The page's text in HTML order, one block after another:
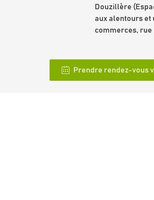
Douzillère
aux alentours et
commerces, rue
Prendre rendez-vous